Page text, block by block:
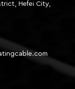
Hefei City,